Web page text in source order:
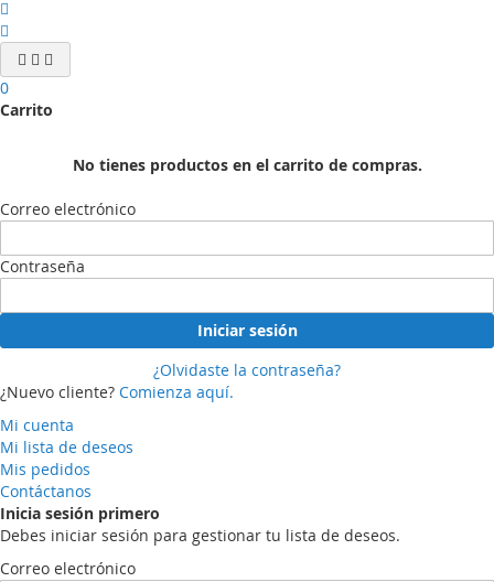
0
Carrito
No tienes productos en el carrito de compras.
Correo electrónico
Contraseña
Iniciar sesión
¿Olvidaste la contraseña?
¿Nuevo cliente? Comienza aquí.
Mi cuenta
Mi lista de deseos
Mis pedidos
Contáctanos
Inicia sesión primero
Debes iniciar sesión para gestionar tu lista de deseos.
Correo electrónico